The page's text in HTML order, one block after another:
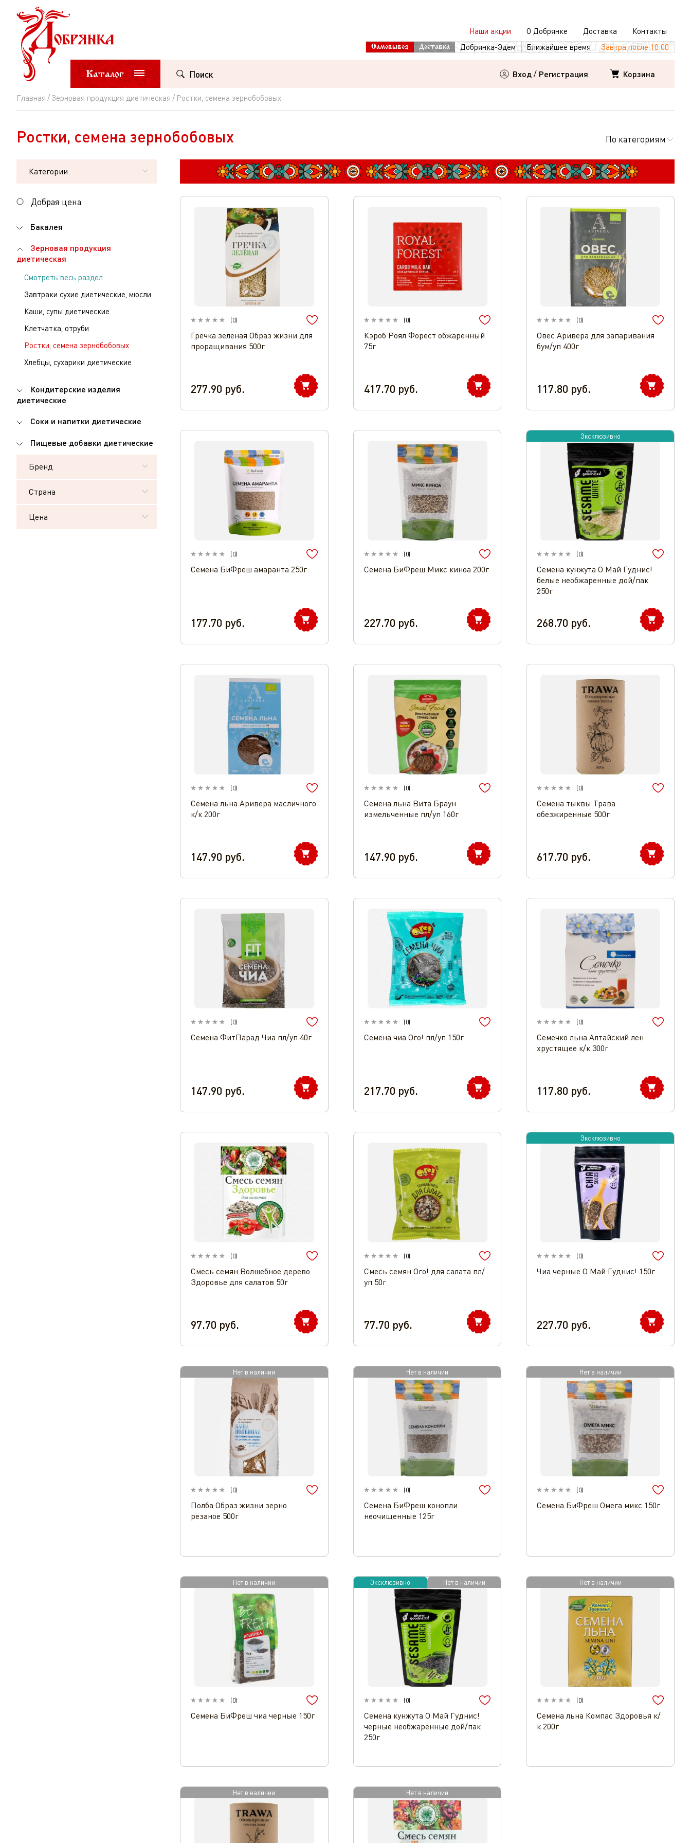
Наши акции О Добрянке Доставка Контакты
Самовывоз Доставка Добрянка-Эдем Ближайшее время Завтра после 10:00
Каталог Поиск Вход / Регистрация Корзина
Главная Зерновая продукция диетическая Ростки, семена зернобобовых
Ростки,
семена
зернобобовых
Ростки, семена зернобобовых
Категории
Добрая цена
Бакалея
Зерновая продукция
диетическая
Смотреть весь раздел
Завтраки сухие диетические, мюсли
Каши, супы диетические
Клетчатка, отруби
Ростки, семена зернобобовых
Хлебцы, сухарики диетические
Кондитерские изделия
диетические
Соки и напитки диетические
Пищевые добавки диетические
Бренд
Страна
Цена
По категориям
(0)
Гречка зеленая Образ жизни для
проращивания 500г
277.90 руб.
(0)
Кэроб Роял Форест обжаренный
75г
417.70 руб.
(0)
Овес Аривера для запаривания
бум/уп 400г
117.80 руб.
(0)
Семена БиФреш амаранта 250г
177.70 руб.
(0)
Семена БиФреш Микс киноа 200г
227.70 руб.
Эксклюзивно
(0)
Семена кунжута О Май Гуднис!
белые необжаренные дой/пак
250г
268.70 руб.
(0)
Семена льна Аривера масличного
к/к 200г
147.90 руб.
(0)
Семена льна Вита Браун
измельченные пл/уп 160г
147.90 руб.
(0)
Семена тыквы Трава
обезжиренные 500г
617.70 руб.
(0)
Семена ФитПарад Чиа пл/уп 40г
147.90 руб.
(0)
Семена чиа Ого! пл/уп 150г
217.70 руб.
(0)
Семечко льна Алтайский лен
хрустящее к/к 300г
117.80 руб.
(0)
Смесь семян Волшебное дерево
Здоровье для салатов 50г
97.70 руб.
(0)
Смесь семян Ого! для салата пл/
уп 50г
77.70 руб.
Эксклюзивно
(0)
Чиа черные О Май Гуднис! 150г
227.70 руб.
Нет в наличии
(0)
Полба Образ жизни зерно
резаное 500г
Нет в наличии
(0)
Семена БиФреш конопли
неочищенные 125г
Нет в наличии
(0)
Семена БиФреш Омега микс 150г
Нет в наличии
(0)
Семена БиФреш чиа черные 150г
Эксклюзивно Нет в наличии
(0)
Семена кунжута О Май Гуднис!
черные необжаренные дой/пак
250г
Нет в наличии
(0)
Семена льна Компас Здоровья к/
к 200г
Нет в наличии Нет в наличии